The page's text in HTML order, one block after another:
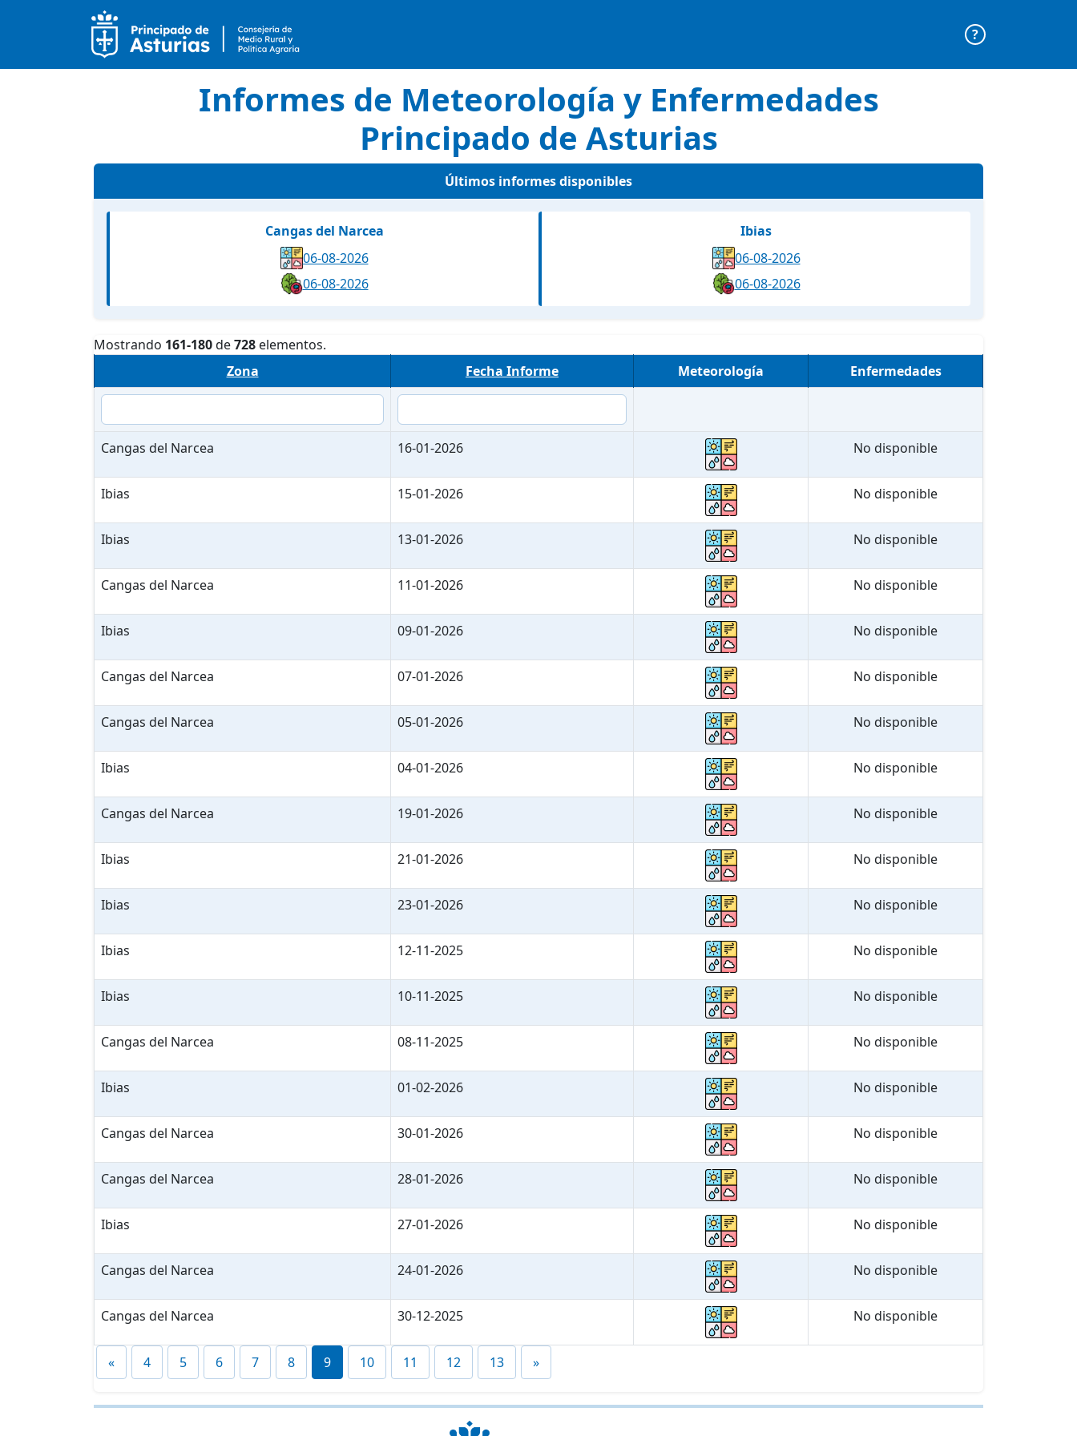
?
Informes de Meteorología y Enfermedades
Principado de Asturias
Últimos informes disponibles
Cangas del Narcea
06-08-2026
06-08-2026
Ibias
06-08-2026
06-08-2026
Mostrando 161-180de728 elementos.
Zona
Fecha Informe Meteorología Enfermedades
Cangas del Narcea 16-01-2026 No disponible
Ibias 15-01-2026 No disponible
Ibias 13-01-2026 No disponible
Cangas del Narcea 11-01-2026 No disponible
Ibias 09-01-2026 No disponible
Cangas del Narcea 07-01-2026 No disponible
Cangas del Narcea 05-01-2026 No disponible
Ibias 04-01-2026 No disponible
Cangas del Narcea 19-01-2026 No disponible
Ibias 21-01-2026 No disponible
Ibias 23-01-2026 No disponible
Ibias 12-11-2025 No disponible
Ibias 10-11-2025 No disponible
Cangas del Narcea 08-11-2025 No disponible
Ibias 01-02-2026 No disponible
Cangas del Narcea 30-01-2026 No disponible
Cangas del Narcea 28-01-2026 No disponible
Ibias 27-01-2026 No disponible
Cangas del Narcea 24-01-2026 No disponible
Cangas del Narcea 30-12-2025 No disponible
« 4 5 6 7 8 9 10 11 12 13 »